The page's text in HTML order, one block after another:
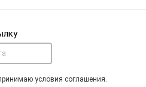
условия соглашения.